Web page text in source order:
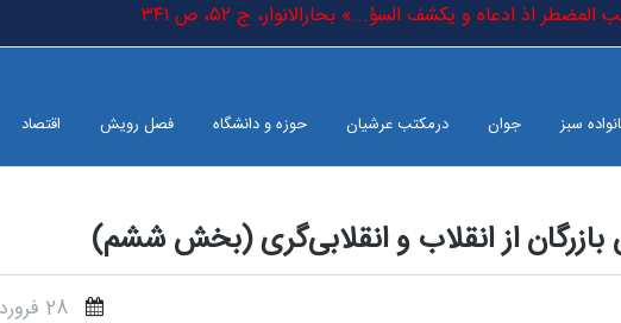
اذ ادعاه و یکشف السؤ...» بحارالانوار، ج ٥٢، ص ٣٤١
سبز جوان درمکتب عرشیان حوزه و دانشگاه فصل رویش اقتصاد
از انقلاب و انقلابی‌گری (بخش ششم)
28 فروردين, 1404 - 17:59